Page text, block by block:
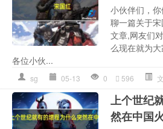
小伙伴们，
聊一篇关于
文章,网友们
么现在就为
各位小伙...
sg 05-13 0 596
上个世纪
然在中国